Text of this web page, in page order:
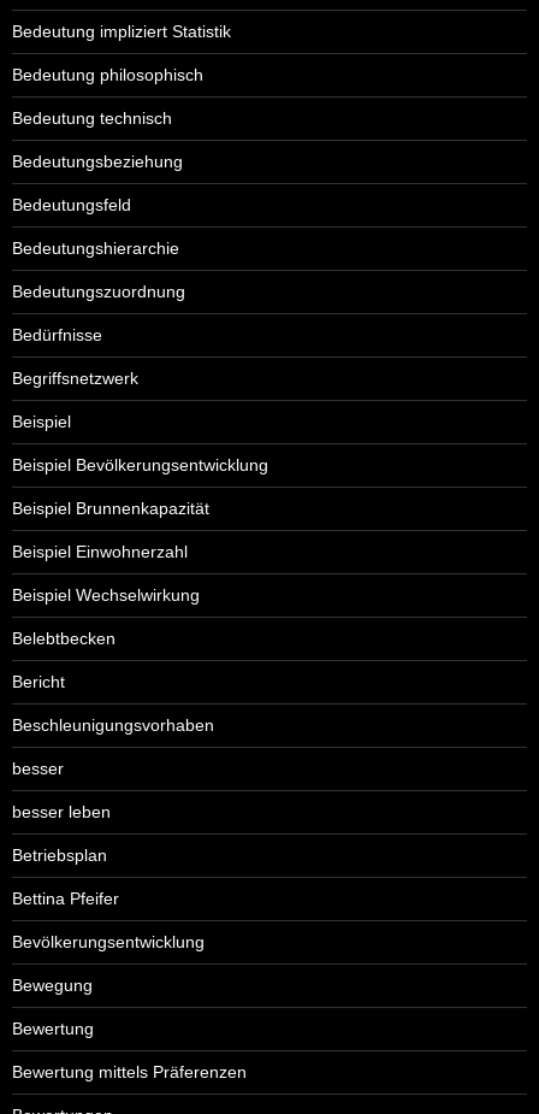
Bedeutung impliziert Statistik
Bedeutung philosophisch
Bedeutung technisch
Bedeutungsbeziehung
Bedeutungsfeld
Bedeutungshierarchie
Bedeutungszuordnung
Bedürfnisse
Begriffsnetzwerk
Beispiel
Beispiel Bevölkerungsentwicklung
Beispiel Brunnenkapazität
Beispiel Einwohnerzahl
Beispiel Wechselwirkung
Belebtbecken
Bericht
Beschleunigungsvorhaben
besser
besser leben
Betriebsplan
Bettina Pfeifer
Bevölkerungsentwicklung
Bewegung
Bewertung
Bewertung mittels Präferenzen